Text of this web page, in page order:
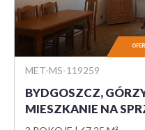
MET-MS-119259
BYDGOSZCZ,
MIESZKANIE NA